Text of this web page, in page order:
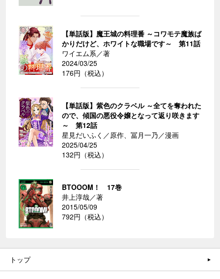
【単話版】魔王城の料理番 ～コワモテ魔族ば
かりだけど、ホワイトな職場です～ 第11話
ワイエム系／著
2024/03/25
176円（税込）
【単話版】紫色のクラベル ～全てを奪われた
ので、傾国の悪役令嬢となって返り咲きます
～ 第12話
星見だいふく／原作、冨月一乃／漫画
2025/04/25
132円（税込）
BTOOOM！ 17巻
井上淳哉／著
2015/05/09
792円（税込）
トップ